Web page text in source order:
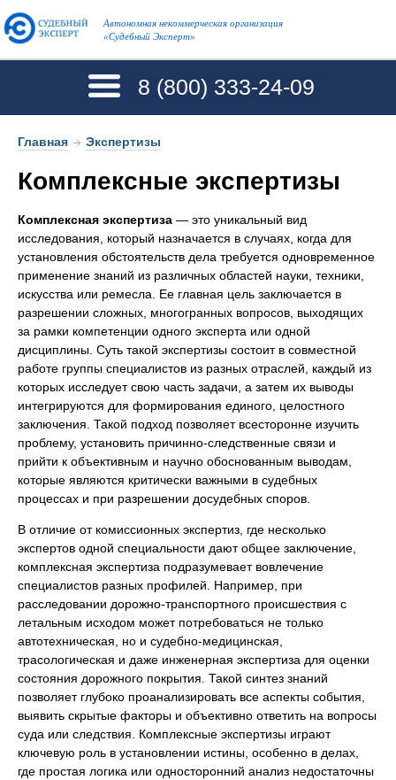
Автономная некоммерческая организация
«Судебный Эксперт»
8 (800) 333-24-09
Главная → Экспертизы
Комплексные экспертизы
Комплексная экспертиза — это уникальный вид
исследования, который назначается в случаях, когда для
установления обстоятельств дела требуется одновременное
применение знаний из различных областей науки, техники,
искусства или ремесла. Ее главная цель заключается в
разрешении сложных, многогранных вопросов, выходящих
за рамки компетенции одного эксперта или одной
дисциплины. Суть такой экспертизы состоит в совместной
работе группы специалистов из разных отраслей, каждый из
которых исследует свою часть задачи, а затем их выводы
интегрируются для формирования единого, целостного
заключения. Такой подход позволяет всесторонне изучить
проблему, установить причинно-следственные связи и
прийти к объективным и научно обоснованным выводам,
которые являются критически важными в судебных
процессах и при разрешении досудебных споров.
В отличие от комиссионных экспертиз, где несколько
экспертов одной специальности дают общее заключение,
комплексная экспертиза подразумевает вовлечение
специалистов разных профилей. Например, при
расследовании дорожно-транспортного происшествия с
летальным исходом может потребоваться не только
автотехническая, но и судебно-медицинская,
трасологическая и даже инженерная экспертиза для оценки
состояния дорожного покрытия. Такой синтез знаний
позволяет глубоко проанализировать все аспекты события,
выявить скрытые факторы и объективно ответить на вопросы
суда или следствия. Комплексные экспертизы играют
ключевую роль в установлении истины, особенно в делах,
где простая логика или односторонний анализ недостаточны